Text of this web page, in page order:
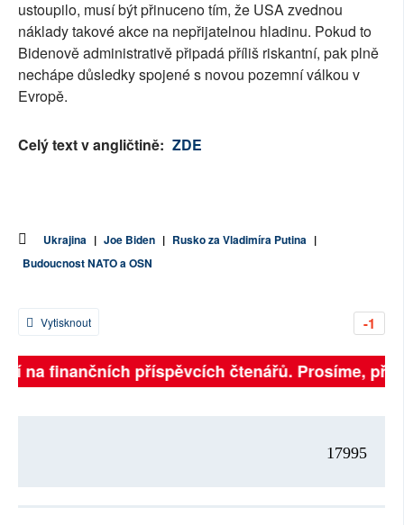
ustoupilo, musí být přinuceno tím, že USA zvednou
náklady takové akce na nepřijatelnou hladinu. Pokud to
Bidenově administrativě připadá příliš riskantní, pak plně
nechápe důsledky spojené s novou pozemní válkou v
Evropě.
Celý text v angličtině: ZDE
Ukrajina | Joe Biden | Rusko za Vladimíra Putina |
Budoucnost NATO a OSN
-1
Vytisknout
na finančních příspěvcích čtenářů. Prosíme,
17995